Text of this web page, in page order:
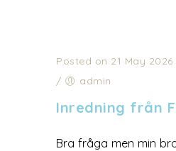
Posted on 21 May 2026
/
admin
Inredning från
Bra fråga men min